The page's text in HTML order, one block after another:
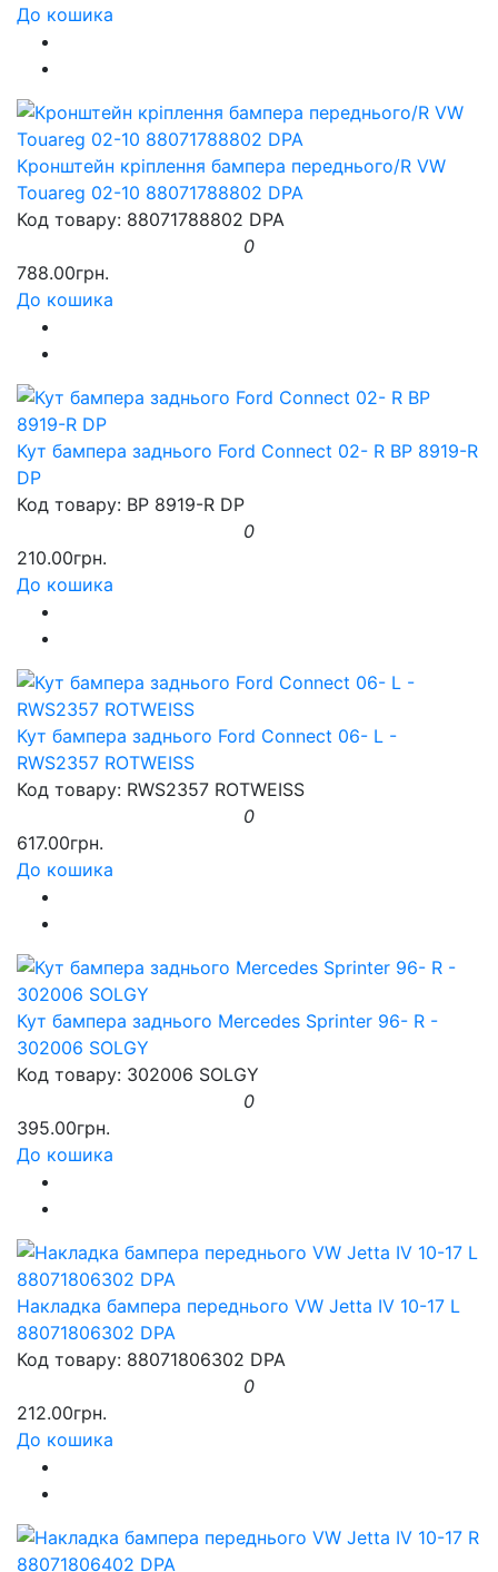
До кошика
Кронштейн кріплення бампера переднього/R VW
Touareg 02-10 88071788802 DPA
Код товару: 88071788802 DPA
0
788.00грн.
До кошика
Кут бампера заднього Ford Connect 02- R BP 8919-R
DP
Код товару: BP 8919-R DP
0
210.00грн.
До кошика
Кут бампера заднього Ford Connect 06- L -
RWS2357 ROTWEISS
Код товару: RWS2357 ROTWEISS
0
617.00грн.
До кошика
Кут бампера заднього Mercedes Sprinter 96- R -
302006 SOLGY
Код товару: 302006 SOLGY
0
395.00грн.
До кошика
Накладка бампера переднього VW Jetta IV 10-17 L
88071806302 DPA
Код товару: 88071806302 DPA
0
212.00грн.
До кошика